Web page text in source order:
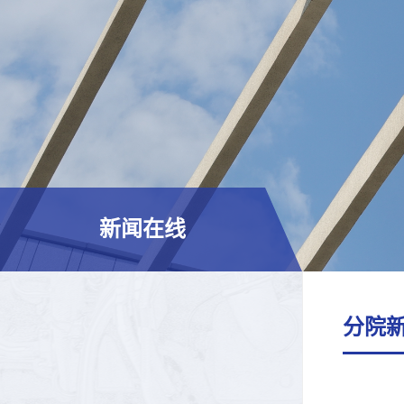
新闻在线
分院